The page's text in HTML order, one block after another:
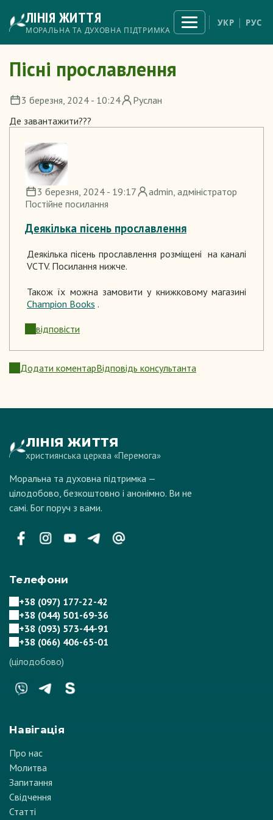
до
основного
вмісту
ЛІНІЯ ЖИТТЯ
МОРАЛЬНА ТА ДУХОВНА ПІДТРИМКА
Відкрити
меню
УКР РУС
Пісні прославлення
3 березня, 2024 - 10:24
Руслан
Де завантажити???
3 березня, 2024 - 19:17 admin , адміністратор
Постійне посилання
Деякілька пісень прославлення
Деякілька пісень прославлення розміщені на каналі
VCTV. Посилання нижче.
Також їх можна замовити у книжковому магазині
Champion Books .
відповісти
Додати коментарВідповідь консультанта
ЛІНІЯ ЖИТТЯ
християнська церква «Перемога»
Моральна та духовна підтримка —
цілодобово, безкоштовно і анонімно. Ви не
самі. Бог поруч з вами.
Телефони
+38 (097) 177-22-42
+38 (044) 501-69-36
+38 (093) 573-44-91
+38 (066) 406-65-01
(цілодобово)
Навігація
Про нас
Молитва
Запитання
Свідчення
Статті